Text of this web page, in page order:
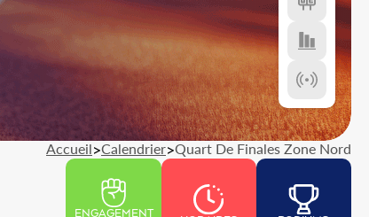
Accueil>Calendrier>Quart De Finales Zone Nord
ENGAGEMENT